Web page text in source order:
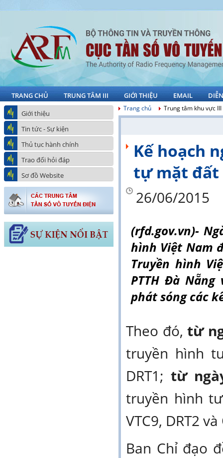
TRANG CHỦ TRUNG TÂM III GIỚI THIỆU EMAIL
Giới thiệu
Tin tức - Sự kiện
Thủ tục hành chính
Trao đổi hỏi đáp
Sơ đồ Website
Trang chủ Trung tâm khu vực III
Kế hoạch
tự mặt đất
26/06/2015
(rfd.gov.vn)-
hình Việt Nam
Truyền hình
PTTH Đà
phát sóng các
Theo đó, từ
truyền hình
DRT1; từ
truyền hình
VTC9, DRT2
Ban Chỉ đạo